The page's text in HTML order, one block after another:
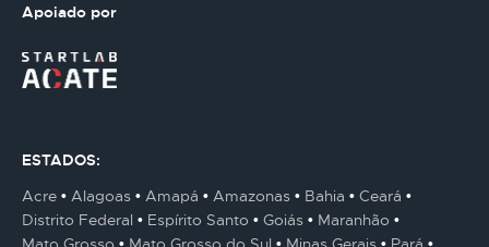
Apoiado por
ESTADOS:
Acre
Alagoas Amapá Amazonas Bahia
Ceará
Distrito Federal
Espírito Santo Goiás
Maranhão